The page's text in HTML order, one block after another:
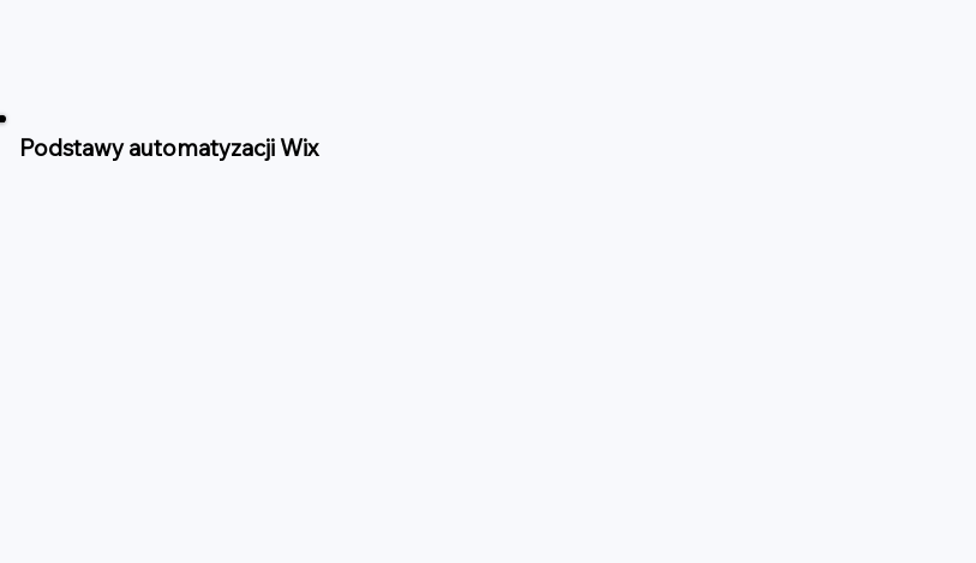
Podstawy automatyzacji Wix